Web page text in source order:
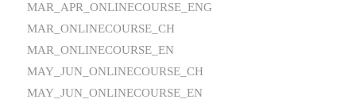
MAR_APR_ONLINECOURSE_ENG
MAR_ONLINECOURSE_CH
MAR_ONLINECOURSE_EN
MAY_JUN_ONLINECOURSE_CH
MAY_JUN_ONLINECOURSE_EN